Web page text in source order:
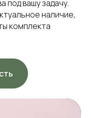
под вашу задачу.
наличие,
комплекта